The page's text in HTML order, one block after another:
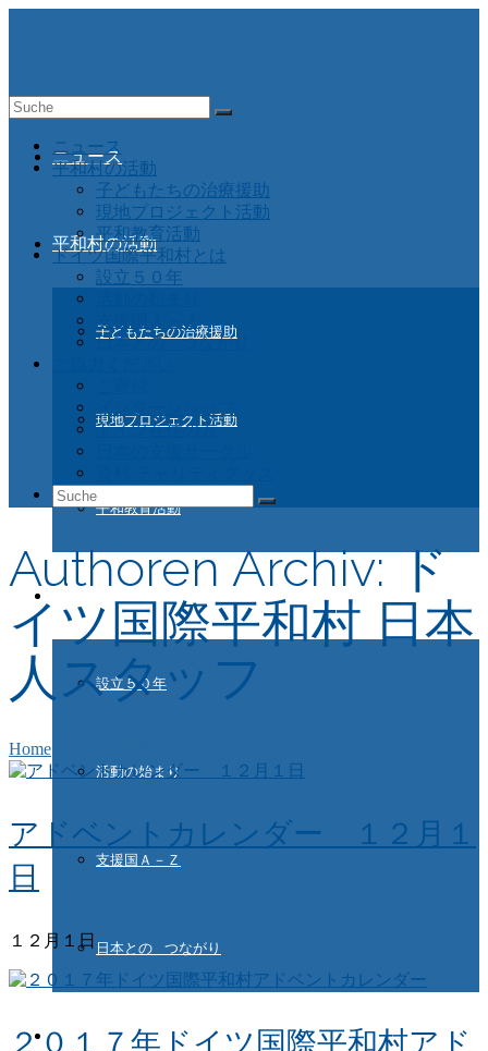
ニュース
平和村の活動
子どもたちの治療援助
現地プロジェクト活動
平和教育活動
ドイツ国際平和村とは
設立５０年
活動の始まり
支援国Ａ－Ｚ
日本との つながり
ご協力ください
Suche
ニュース
平和村の活動
子どもたちの治療援助
現地プロジェクト活動
平和教育活動
ドイツ国際平和村とは
設立５０年
支援国Ａ－Ｚ
日本との つながり
インターンシップ
ドイツ在住の方
Suche
nach:
Authoren Archiv: ド
イツ国際平和村 日本
人スタッフ
Home
アドベントカレンダー １２月１
日
１２月１日
２０１７年ドイツ国際平和村アド